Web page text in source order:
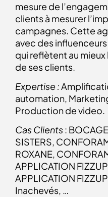
mesure de
clients à mesurer
campagnes. Cette
avec des
qui reflètent au
de ses clients.
Expertise :
automation,
Production de video.
Cas Clients:
SISTERS,
ROXANE,
APPLICATION
APPLICATION
Inachevés, …